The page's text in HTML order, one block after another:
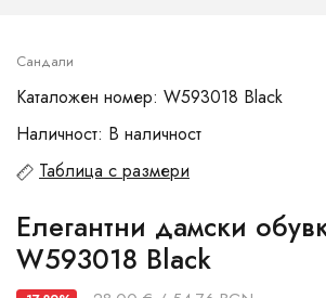
Сандали
Каталожен номер: W593018 Black
Наличност: В наличност
Таблица с размери
Елегантни дамски
W593018 Black